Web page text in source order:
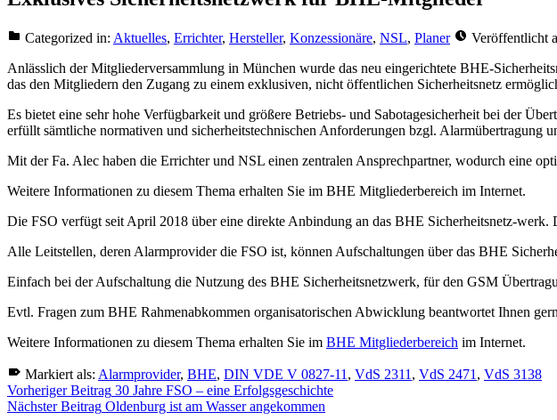
Categorized in: Aktuelles, Errichter, Hersteller, Konzessionäre, NSL, Planer Veröffentlicht
Anlässlich der Mitgliederversammlung in München wurde das neu eingerichtete BHE-
das den Mitgliedern den Zugang zu einem exklusiven, nicht öffentlichen Sicherheitsnetz
Es bietet eine sehr hohe Verfügbarkeit und größere Betriebs- und Sabotagesicherheit bei der
erfüllt sämtliche normativen und sicherheitstechnischen Anforderungen bzgl.
Mit der Fa. Alec haben die Errichter und NSL einen zentralen Ansprechpartner, wodurch eine
Weitere Informationen zu diesem Thema erhalten Sie im BHE Mitgliederbereich im Internet.
Die FSO verfügt seit April 2018 über eine direkte Anbindung an das BHE Sicherheitsnetz-
Alle Leitstellen, deren Alarmprovider die FSO ist, können Aufschaltungen über das BHE
Einfach bei der Aufschaltung die Nutzung des BHE Sicherheitsnetzwerk, für den GSM
Evtl. Fragen zum BHE Rahmenabkommen organisatorischen Abwicklung beantwortet Ihnen
Weitere Informationen zu diesem Thema erhalten Sie im BHE Mitgliederbereich im Internet.
Markiert als: Alarmprovider, BHE, DIN VDE V 0827-11 , VdS 2311 , VdS 2471 , VdS 3138
Zurück
zur
Beitragsnavigation
Vorheriger Beitrag 30 Jahre FSO – eine Erfolgsgeschichte
Nächster Beitrag Oldenburg ist am Wasser angekommen